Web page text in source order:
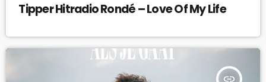
Tipper Hitradio Rondé – Love Of My Life
insert_link